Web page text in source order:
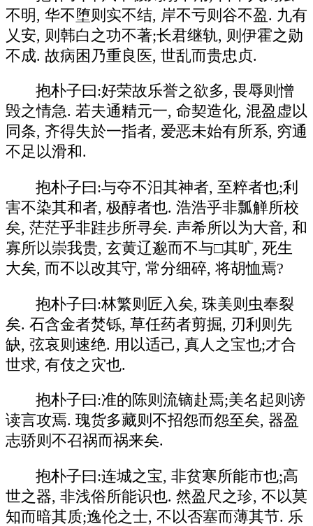
不明, 华不堕则实不结, 岸不亏则谷不盈. 九有
乂安, 则韩白之功不著;长君继轨, 则伊霍之勋
不成. 故病困乃重良医, 世乱而贵忠贞.
抱朴子曰:好荣故乐誉之欲多, 畏辱则憎
毁之情急. 若夫通精元一, 命契造化, 混盈虚以
同条, 齐得失於一指者, 爱恶未始有所系, 穷通
不足以滑和.
抱朴子曰:与夺不汨其神者, 至粹者也;利
害不染其和者, 极醇者也. 浩浩乎非瓢觯所校
矣, 茫茫乎非跬步所寻矣. 声希所以为大音, 和
寡所以崇我贵, 玄黄辽邈而不与□其旷, 死生
大矣, 而不以改其守, 常分细碎, 将胡恤焉?
抱朴子曰:林繁则匠入矣, 珠美则虫奉裂
矣. 石含金者焚铄, 草任药者剪掘, 刃利则先
缺, 弦哀则速绝. 用以适己, 真人之宝也;才合
世求, 有伎之灾也.
抱朴子曰:准的陈则流镝赴焉;美名起则谤
读言攻焉. 瑰货多藏则不招怨而怨至矣, 器盈
志骄则不召祸而祸来矣.
抱朴子曰:连城之宝, 非贫寒所能市也;高
世之器, 非浅俗所能识也. 然盈尺之珍, 不以莫
知而暗其质;逸伦之士, 不以否塞而薄其节. 乐